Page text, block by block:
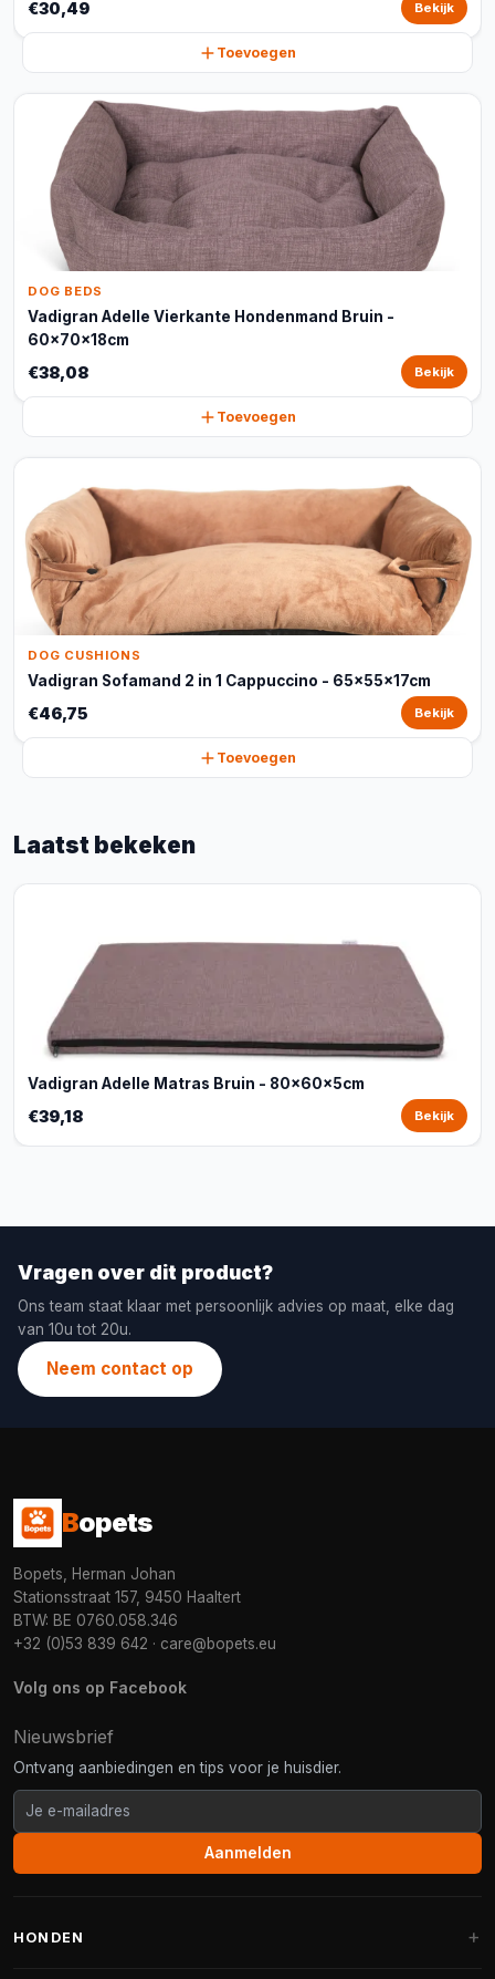
€30,49 Bekijk
Toevoegen
DOG BEDS
Vadigran Adelle Vierkante Hondenmand Bruin -
60x70x18cm
€38,08 Bekijk
Toevoegen
DOG CUSHIONS
Vadigran Sofamand 2 in 1 Cappuccino - 65x55x17cm
€46,75 Bekijk
Toevoegen
Laatst bekeken
Vadigran Adelle Matras Bruin - 80x60x5cm
€39,18 Bekijk
Vragen over dit product?
Ons team staat klaar met persoonlijk advies op maat, elke dag
van 10u tot 20u.
Neem contact op
Bopets
Bopets, Herman Johan
Stationsstraat 157, 9450 Haaltert
BTW: BE 0760.058.346
+32 (0)53 839 642 · care@bopets.eu
Volg ons op Facebook
Nieuwsbrief
Ontvang aanbiedingen en tips voor je huisdier.
Aanmelden
HONDEN